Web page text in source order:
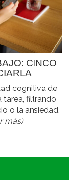
CINCO
cognitiva de
tarea, filtrando
o la ansiedad,
más)